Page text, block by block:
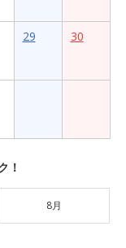
29 30
！
8月